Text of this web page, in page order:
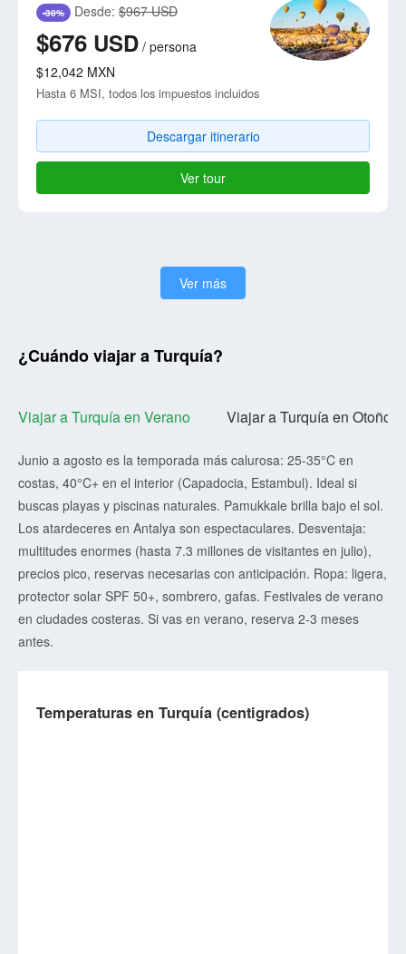
-30% Desde: $967 USD
$676 USD / persona
$12,042 MXN
Hasta 6 MSI, todos los impuestos incluidos
Descargar itinerario
Ver tour
Ver más
¿Cuándo viajar a Turquía?
Viajar a Turquía en Verano Viajar a Turquía en Otoño
Junio a agosto es la temporada más calurosa: 25-35°C en
costas, 40°C+ en el interior (Capadocia, Estambul). Ideal si
buscas playas y piscinas naturales. Pamukkale brilla bajo el sol.
Los atardeceres en Antalya son espectaculares. Desventaja:
multitudes enormes (hasta 7.3 millones de visitantes en julio),
precios pico, reservas necesarias con anticipación. Ropa: ligera,
protector solar SPF 50+, sombrero, gafas. Festivales de verano
en ciudades costeras. Si vas en verano, reserva 2-3 meses
antes.
Temperaturas en Turquía (centigrados)